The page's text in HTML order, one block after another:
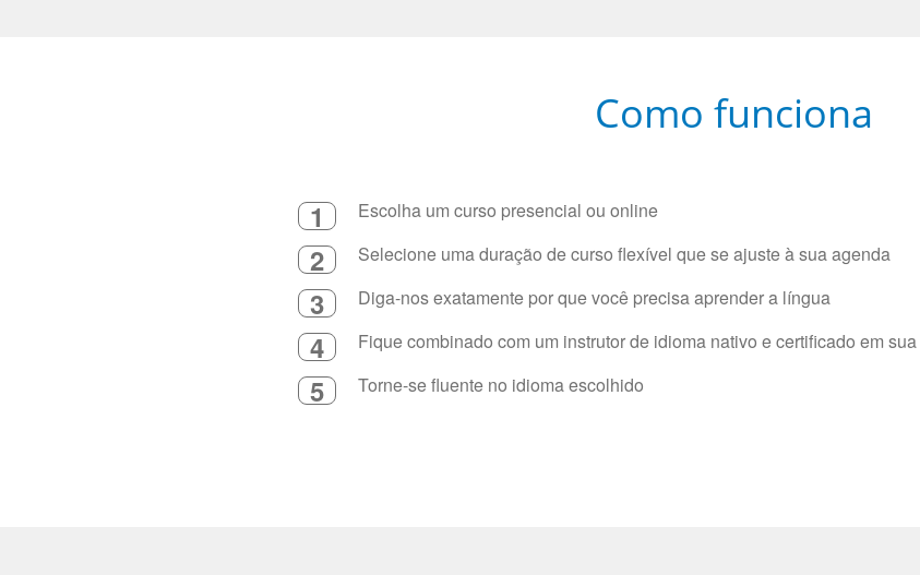
Como funciona
1 Escolha um curso presencial ou online
2 Selecione uma duração de curso flexível que se ajuste à sua agenda
3 Diga-nos exatamente por que você precisa aprender a língua
4 Fique combinado com um instrutor de idioma nativo e certificado em
5 Torne-se fluente no idioma escolhido